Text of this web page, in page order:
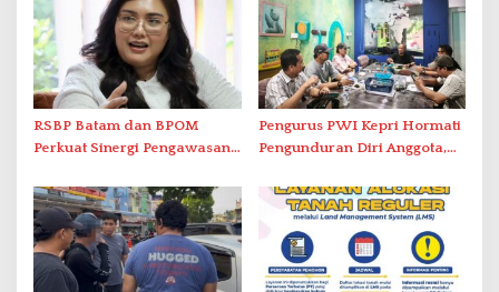
RSBP Batam dan BPOM
Perkuat Sinergi Pengawasan
Pelayanan Kefarmasian
Pengurus PWI Kepri Hormati
Pengunduran Diri Anggota,
Administrasi ke Pusat